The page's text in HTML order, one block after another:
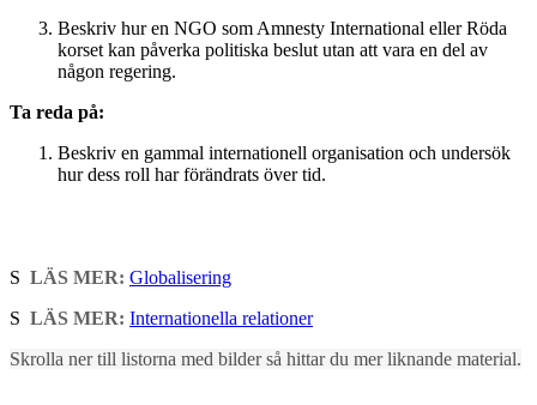
Beskriv hur en NGO som Amnesty International eller Röda
korset kan påverka politiska beslut utan att vara en del av
någon regering.
Ta reda på:
Beskriv en gammal internationell organisation och undersök
hur dess roll har förändrats över tid.
S LÄS MER: Globalisering
S LÄS MER: Internationella relationer
Skrolla ner till listorna med bilder så hittar du mer liknande material.